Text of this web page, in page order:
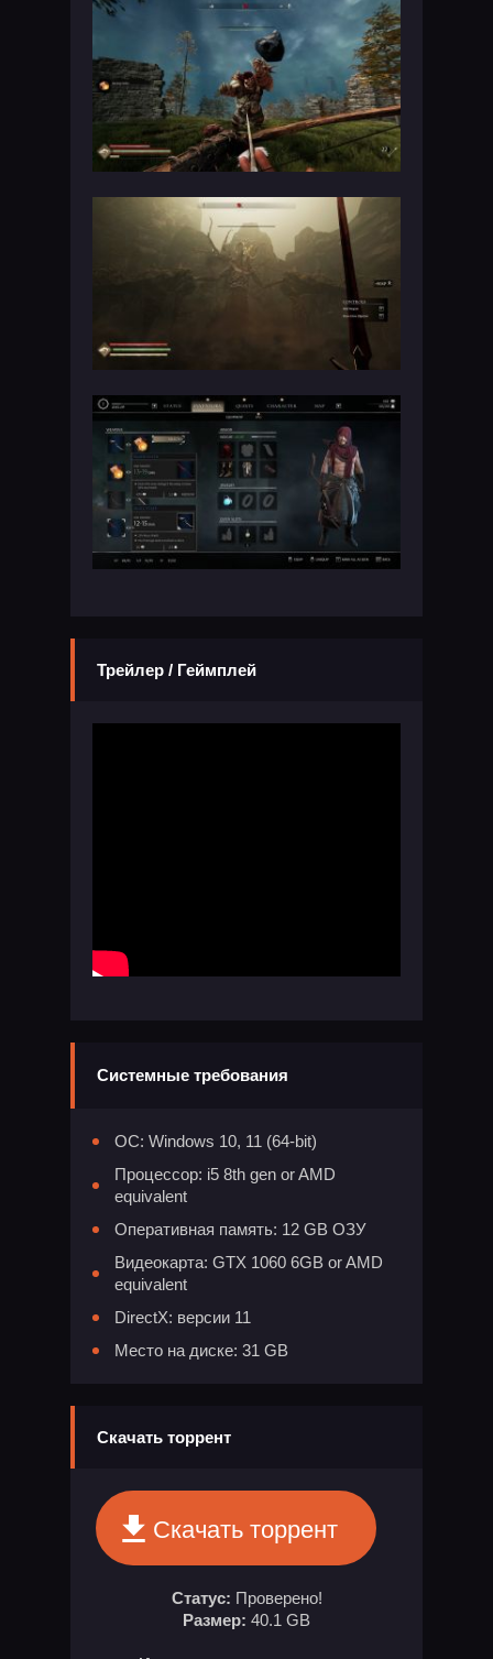
Трейлер / Геймплей
Системные требования
ОС: Windows 10, 11 (64-bit)
Процессор: i5 8th gen or AMD
equivalent
Оперативная память: 12 GB ОЗУ
Видеокарта: GTX 1060 6GB or AMD
equivalent
DirectX: версии 11
Место на диске: 31 GB
Скачать торрент
Скачать торрент
Статус: Проверено!
Размер: 40.1 GB